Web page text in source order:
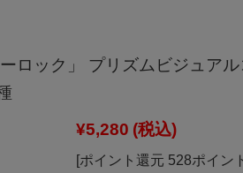
ロック」 プリズムビジュア
¥5,280 (税込)
[ポイント還元 528ポイン